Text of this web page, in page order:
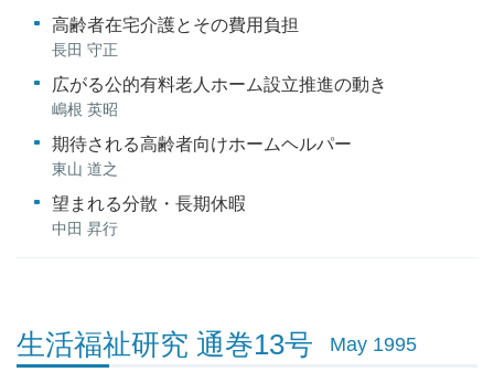
高齢者在宅介護とその費用負担
長田 守正
広がる公的有料老人ホーム設立推進の動き
嶋根 英昭
期待される高齢者向けホームヘルパー
東山 道之
望まれる分散・長期休暇
中田 昇行
生活福祉研究 通巻13号 May 1995